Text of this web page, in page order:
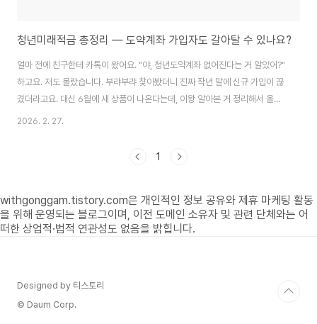
청년미래적금 총정리 — 도약계좌 가입자도 갈아탈 수 있나요?
얼마 전에 친구한테 카톡이 왔어요. "야, 청년도약계좌 없어진다는 거 알았어?"
하고요. 저도 몰랐습니다. 부랴부랴 찾아봤더니 진짜 작년 말에 신규 가입이 끊
겼더라고요. 대신 6월에 새 상품이 나온다는데, 이왕 알아본 거 정리해서 올립
니다.1. 청년미래적금, 뭐가 달라졌냐고요?솔직히 청년도약계좌 5년이라는 게
년미래적금은 그 만기를 3년으로 줄였습니다. 작은 차이 같아도, 26살에 가입
200% 이하(소상공인은 연 매출 3억 이하 별도 기준 적용)월 납입최대 50만
원, 매달 ..
2026. 2. 27.
1
withgonggam.tistory.com은 개인적인 정보 공유와 제휴 마케팅 활동
을 위해 운영되는 블로그이며, 이전 도메인 소유자 및 관련 단체와는 어
떠한 상업적·법적 연관성도 없음을 밝힙니다.
Designed by 티스토리
© Daum Corp.